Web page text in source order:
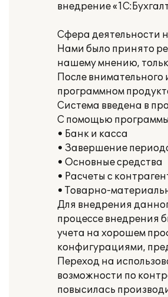
внедрение
Сфера деятельности
Нами было принято
нашему мнению,
После
программном
Система введена в
С помощью программы
• Банк и касса
• Завершение
• Основные средства
• Расчеты с
• Товарно-
Для внедрения
процессе внедрения
учета на хорошем
конфигурациями,
Переход на
возможности по
повысилась